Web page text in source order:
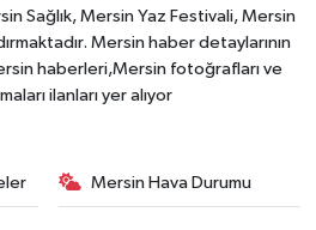
Sağlık, Mersin Yaz Festivali, Mersin
Mersin haber detaylarının
haberleri,Mersin fotoğrafları ve
ilanları yer alıyor
Mersin Hava Durumu